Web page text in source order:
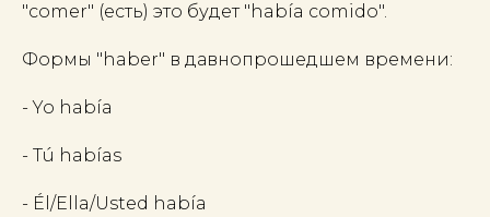
"comer" (есть) это будет "había comido".
Формы "haber" в давнопрошедшем времени:
- Yo había
- Tú habías
- Él/Ella/Usted había